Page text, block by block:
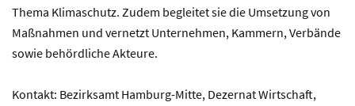
Thema Klimaschutz. Zudem begleitet sie die Umsetzung von
Maßnahmen und vernetzt Unternehmen, Kammern, Verbände
sowie behördliche Akteure.
Kontakt: Bezirksamt Hamburg-Mitte, Dezernat Wirtschaft,